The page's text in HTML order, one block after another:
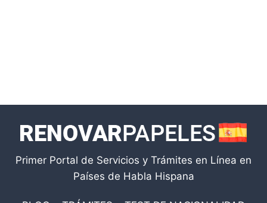
Primer Portal de Servicios y Trámites en Línea en
Países de Habla Hispana